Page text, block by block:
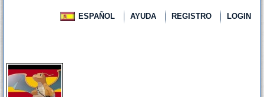
ESPAÑOL AYUDA REGISTRO LOGIN